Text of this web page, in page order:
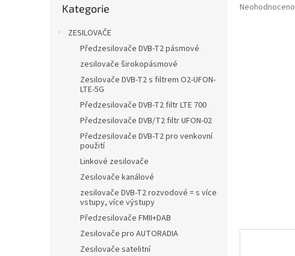
kategorie
Kategorie
ZESILOVAČE
Předzesilovače DVB-T2 pásmové
zesilovače širokopásmové
Zesilovače DVB-T2 s filtrem O2-UFON-
LTE-5G
Předzesilovače DVB-T2 filtr LTE 700
Předzesilovače DVB/T2 filtr UFON-02
Předzesilovače DVB-T2 pro venkovní
použití
Linkové zesilovače
Zesilovače kanálové
zesilovače DVB-T2 rozvodové = s více
vstupy, více výstupy
Předzesilovače FMII+DAB
Zesilovače pro AUTORADIA
Zesilovače satelitní
Průměrné
Neohodnoceno